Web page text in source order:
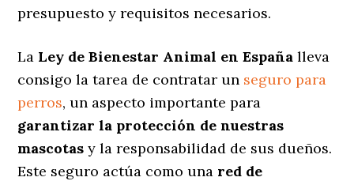
presupuesto y requisitos necesarios.
La Ley de Bienestar Animal en España lleva
consigo la tarea de contratar un seguro para
perros, un aspecto importante para
garantizar la protección de nuestras
mascotas y la responsabilidad de sus dueños.
Este seguro actúa como una red de